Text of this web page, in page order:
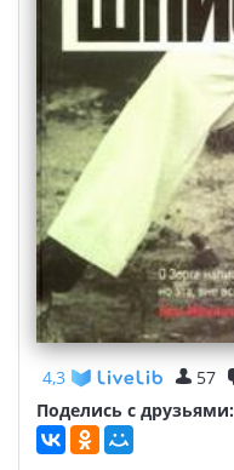
4,3 57
Поделись с друзьями: